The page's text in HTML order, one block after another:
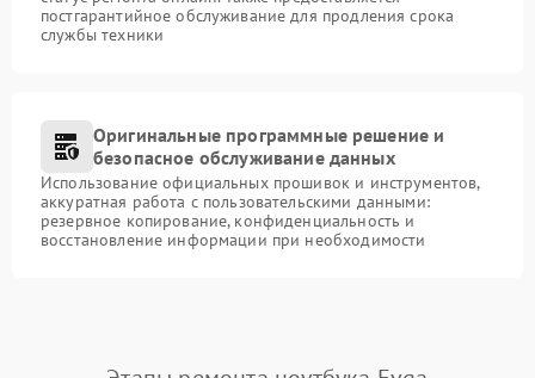
постгарантийное обслуживание для продления срока
службы техники
Оригинальные программные решение и
безопасное обслуживание данных
Использование официальных прошивок и инструментов,
аккуратная работа с пользовательскими данными:
резервное копирование, конфиденциальность и
восстановление информации при необходимости